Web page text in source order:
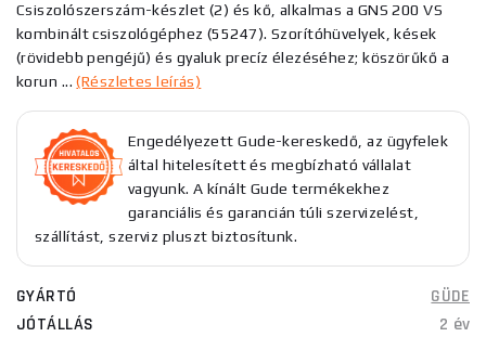
Csiszolószerszám-készlet (2) és kő, alkalmas a GNS 200 VS
kombinált csiszológéphez (55247). Szorítóhüvelyek, kések
(rövidebb pengéjű) és gyaluk precíz élezéséhez; köszörűkő a
korun ...(Részletes leírás)
Engedélyezett Gude-kereskedő, az ügyfelek
által hitelesített és megbízható vállalat
vagyunk. A kínált Gude termékekhez
garanciális és garancián túli szervizelést,
szállítást, szerviz pluszt biztosítunk.
GYÁRTÓ
GÜDE
JÓTÁLLÁS
2 év